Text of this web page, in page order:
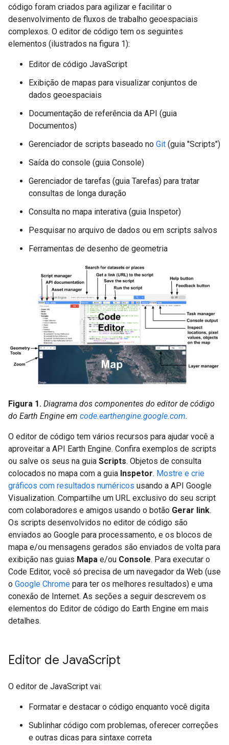
código foram criados para agilizar e facilitar o
desenvolvimento de fluxos de trabalho geoespaciais
complexos. O editor de código tem os seguintes
elementos (ilustrados na figura 1):
Editor de código JavaScript
Exibição de mapas para visualizar conjuntos de
dados geoespaciais
Documentação de referência da API (guia
Documentos)
Gerenciador de scripts baseado no Git (guia "Scripts")
Saída do console (guia Console)
Gerenciador de tarefas (guia Tarefas) para tratar
consultas de longa duração
Consulta no mapa interativa (guia Inspetor)
Pesquisar no arquivo de dados ou em scripts salvos
Ferramentas de desenho de geometria
Figura 1. Diagrama dos componentes do editor de código
do Earth Engine em code.earthengine.google.com.
O editor de código tem vários recursos para ajudar você a
aproveitar a API Earth Engine. Confira exemplos de scripts
ou salve os seus na guia Scripts. Objetos de consulta
colocados no mapa com a guia Inspetor. Mostre e crie
gráficos com resultados numéricos usando a API Google
Visualization. Compartilhe um URL exclusivo do seu script
com colaboradores e amigos usando o botão Gerar link.
Os scripts desenvolvidos no editor de código são
enviados ao Google para processamento, e os blocos de
mapa e/ou mensagens gerados são enviados de volta para
exibição nas guias Mapa e/ou Console. Para executar o
Code Editor, você só precisa de um navegador da Web (use
o Google Chrome para ter os melhores resultados) e uma
conexão de Internet. As seções a seguir descrevem os
elementos do Editor de código do Earth Engine em mais
detalhes.
Editor de JavaScript
O editor de JavaScript vai:
Formatar e destacar o código enquanto você digita
Sublinhar código com problemas, oferecer correções
e outras dicas para sintaxe correta